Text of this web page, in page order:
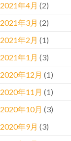
2021年4月 (2)
2021年3月 (2)
2021年2月 (1)
2021年1月 (3)
2020年12月 (1)
2020年11月 (1)
2020年10月 (3)
2020年9月 (3)